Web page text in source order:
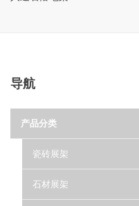
导航
产品分类
瓷砖展架
石材展架